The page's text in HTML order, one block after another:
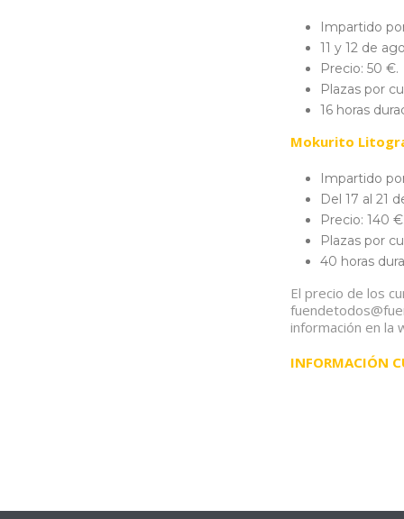
Impartido
11 y 12 de
Precio: 50 €.
Plazas por
16 horas
Mokurito
Impartido
Del 17 al 21
Precio: 140
Plazas por
40 horas
El precio de los
información en la
INFORMACIÓN